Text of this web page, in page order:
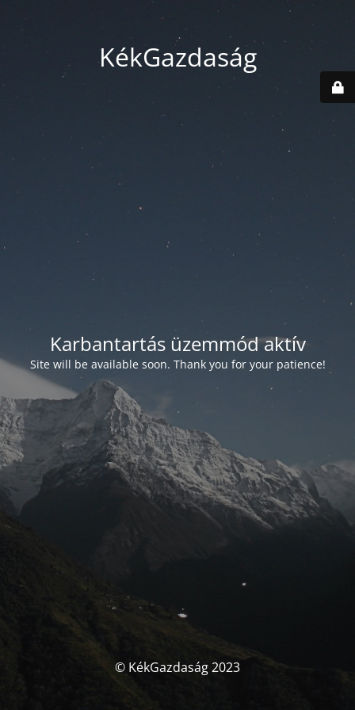
KékGazdaság
Karbantartás üzemmód aktív
Site will be available soon. Thank you for your patience!
© KékGazdaság 2023